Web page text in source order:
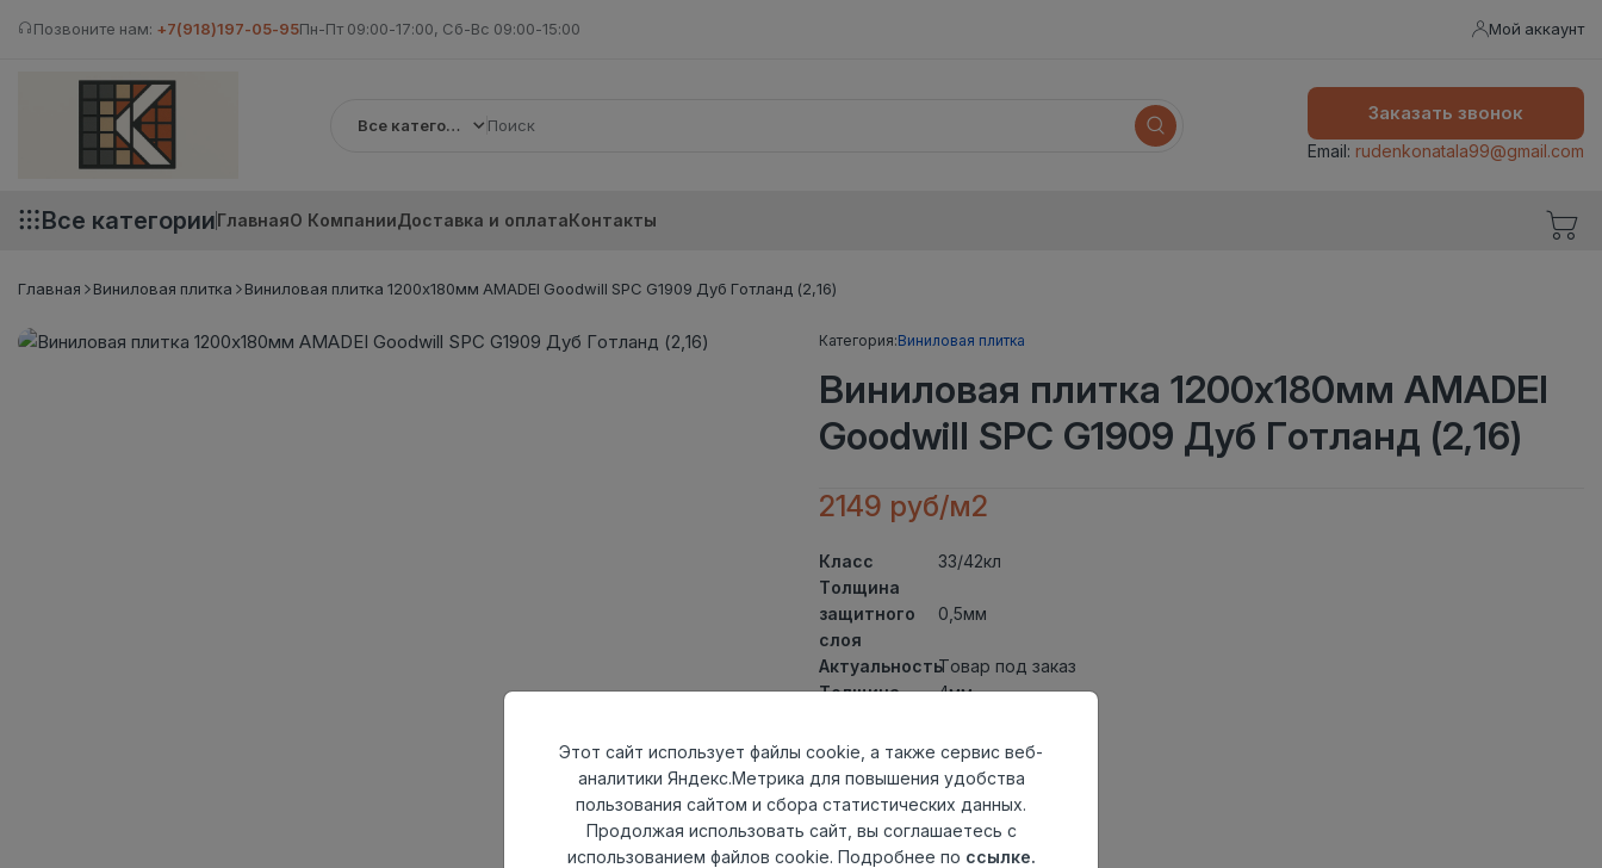
Позвоните нам: +7(918)197-05-95Пн-Пт 09:00-17:00, Сб-Вс 09:00-15:00 Мой аккаунт
Все категории
Заказать звонок
Email: rudenkonatala99@gmail.com
Все категорииГлавнаяО КомпанииДоставка и оплатаКонтакты
Главная Виниловая плитка Виниловая плитка 1200x180мм AMADEI Goodwill SPC G1909 Дуб Готланд (2,16)
Категория:Виниловая плитка
Виниловая плитка 1200x180мм AMADEI
Goodwill SPC G1909 Дуб Готланд (2,16)
2149 руб/м2
Класс
33/42кл
Толщина
защитного
слоя
0,5мм
АктуальностьТовар под заказ
Толщина
4мм
доски
Теплый пол
до +27 градусов
Способ
укладки
Замковый метод
Фаска
4V
Этот сайт использует файлы cookie, а также сервис веб-
аналитики Яндекс.Метрика для повышения удобства
пользования сайтом и сбора статистических данных.
Продолжая использовать сайт, вы соглашаетесь с
использованием файлов cookie. Подробнее по ссылке.